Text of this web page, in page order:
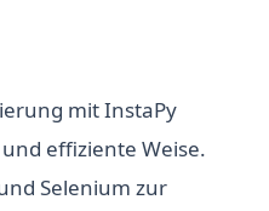
mit InstaPy
effiziente Weise.
Selenium zur